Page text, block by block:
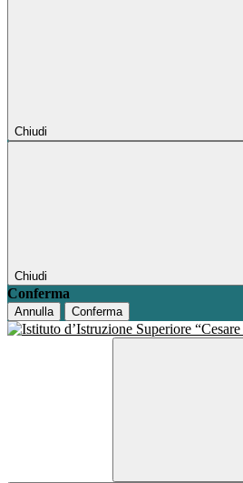
Chiudi
Chiudi
Conferma
Annulla Conferma